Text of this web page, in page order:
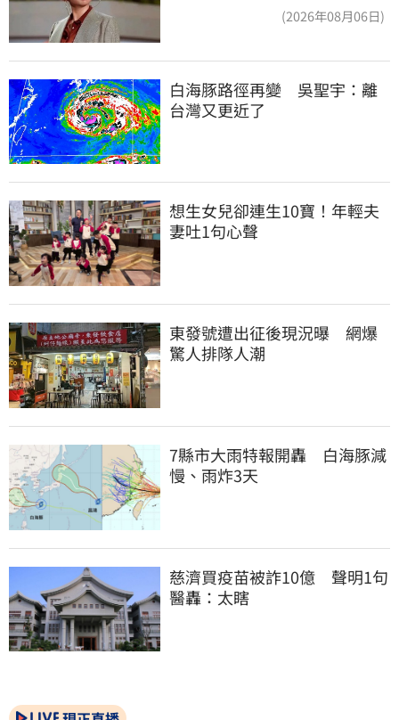
(2026年08月06日)
白海豚路徑再變　吳聖宇：離
台灣又更近了
想生女兒卻連生10寶！年輕夫
妻吐1句心聲
東發號遭出征後現況曝　網爆
驚人排隊人潮
7縣市大雨特報開轟　白海豚減
慢、雨炸3天
慈濟買疫苗被詐10億　聲明1句
醫轟：太瞎